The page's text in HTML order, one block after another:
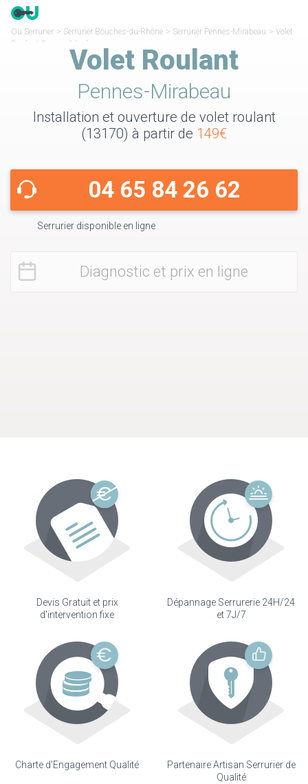
Ou Serrurier > Serrurier Bouches-du-Rhône > Serrurier Pennes-Mirabeau > Volet
Roulant Pennes-Mirabeau
Volet Roulant
Pennes-Mirabeau
Installation et ouverture de volet roulant
(13170) à partir de 149€
04 65 84 26 62
Serrurier disponible en ligne
Diagnostic et prix en ligne
Devis Gratuit et prix
d'intervention fixe
Dépannage Serrurerie 24H/24
et 7J/7
Charte d'Engagement Qualité
Partenaire Artisan Serrurier de
Qualité